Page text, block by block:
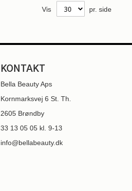
Vis pr. side
KONTAKT
Bella Beauty Aps
Kornmarksvej 6 St. Th.
2605 Brøndby
33 13 05 05kl. 9-13
info@bellabeauty.dk